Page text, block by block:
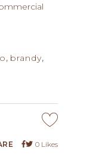
, brandy,
0 Likes